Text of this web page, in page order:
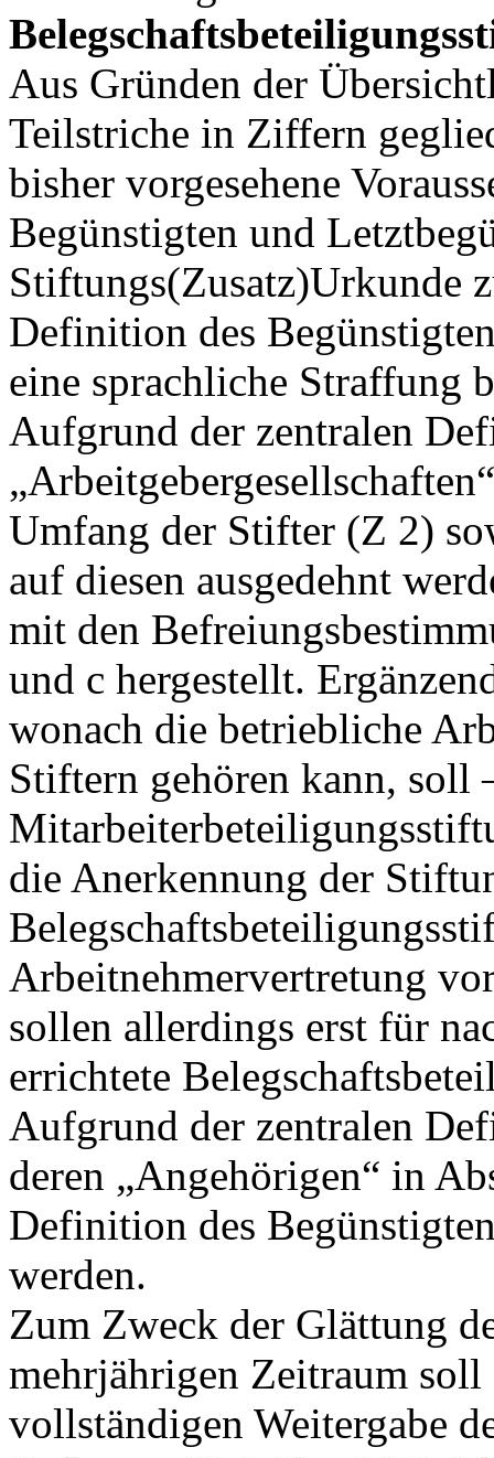
Aus Gründen der
Teilstriche in Ziffern
bisher vorgesehene
Begünstigten und
Stiftungs(Zusatz)Urkunde
Definition des
eine sprachliche Straffung
Aufgrund der zentralen
Umfang der Stifter (Z 2)
auf diesen ausgedehnt
mit den
und c hergestellt.
wonach die betriebliche
Stiftern gehören kann, soll
die Anerkennung der
Arbeitnehmervertretung
sollen allerdings erst für
errichtete
Aufgrund der zentralen
deren „Angehörigen“ in
Definition des
werden.
Zum Zweck der Glättung
mehrjährigen Zeitraum soll
vollständigen Weitergabe